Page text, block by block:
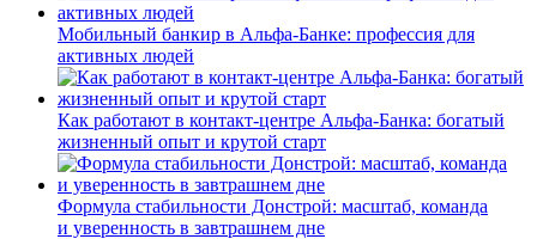
Мобильный банкир в Альфа-Банке: профессия для
активных людей
Как работают в контакт-центре Альфа-Банка: богатый
жизненный опыт и крутой старт
Формула стабильности Донстрой: масштаб, команда
и уверенность в завтрашнем дне